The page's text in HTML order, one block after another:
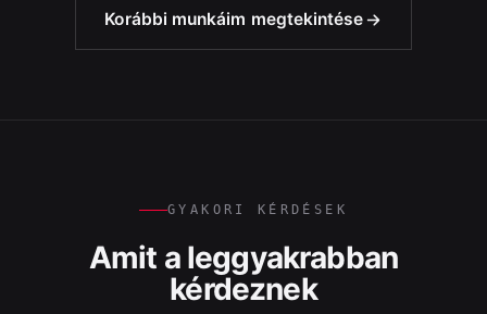
Korábbi munkáim megtekintése
GYAKORI KÉRDÉSEK
Amit a leggyakrabban
kérdeznek